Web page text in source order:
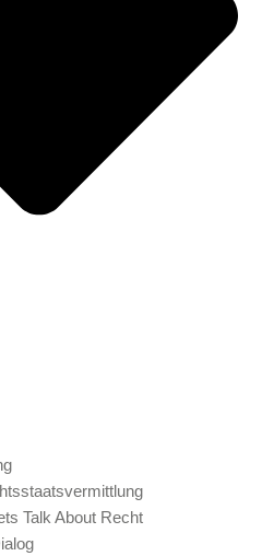
Talk About Recht